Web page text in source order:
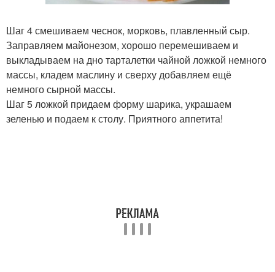
Шаг 4 смешиваем чеснок, морковь, плавленный сыр.
Заправляем майонезом, хорошо перемешиваем и
выкладываем на дно тарталетки чайной ложкой немного
массы, кладем маслину и сверху добавляем ещё
немного сырной массы.
Шаг 5 ложкой придаем форму шарика, украшаем
зеленью и подаем к столу. Приятного аппетита!